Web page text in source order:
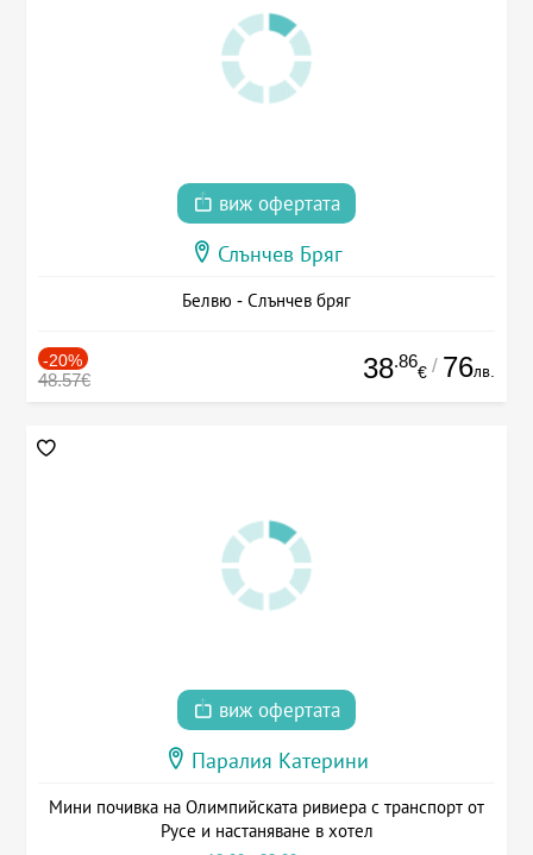
виж офертата
Слънчев Бряг
Белвю - Слънчев бряг
-20%
48.57€ 38.86
€ / 76лв.
виж офертата
Паралия Катерини
Мини почивка на Олимпийската ривиера с транспорт от
Русе и настаняване в хотел